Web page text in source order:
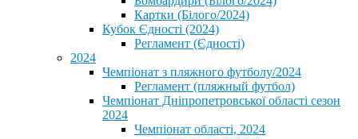
Картки (Білого/2024)
Кубок Єдності (2024)
Регламент (Єдності)
2024
Чемпіонат з пляжного футболу/2024
Регламент (пляжный футбол)
Чемпіонат Дніпропетровської області сезон
2024
Чемпіонат області, 2024